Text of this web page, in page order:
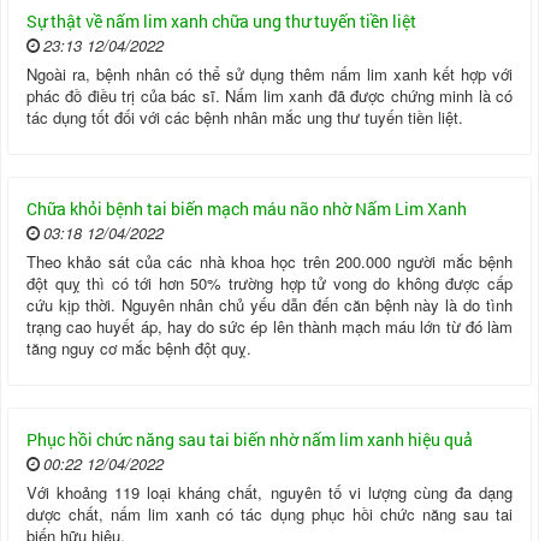
Sự thật về nấm lim xanh chữa ung thư tuyến tiền liệt
23:13 12/04/2022
Ngoài ra, bệnh nhân có thể sử dụng thêm nấm lim xanh kết hợp với
phác đồ điều trị của bác sĩ. Nấm lim xanh đã được chứng minh là có
tác dụng tốt đối với các bệnh nhân mắc ung thư tuyến tiền liệt.
Chữa khỏi bệnh tai biến mạch máu não nhờ Nấm Lim Xanh
03:18 12/04/2022
Theo khảo sát của các nhà khoa học trên 200.000 người mắc bệnh
đột quỵ thì có tới hơn 50% trường hợp tử vong do không được cấp
cứu kịp thời. Nguyên nhân chủ yếu dẫn đến căn bệnh này là do tình
trạng cao huyết áp, hay do sức ép lên thành mạch máu lớn từ đó làm
tăng nguy cơ mắc bệnh đột quỵ.
Phục hồi chức năng sau tai biến nhờ nấm lim xanh hiệu quả
00:22 12/04/2022
Với khoảng 119 loại kháng chất, nguyên tố vi lượng cùng đa dạng
dược chất, nấm lim xanh có tác dụng phục hồi chức năng sau tai
biến hữu hiệu.